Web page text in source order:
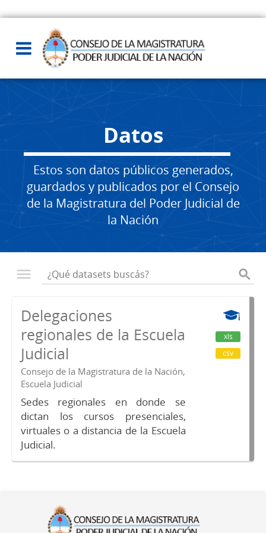
Datos
Estos son datos públicos generados,
guardados y publicados por el Consejo
de la Magistratura del Poder Judicial de
la Nación
Delegaciones
regionales de la Escuela
Judicial
Consejo de la Magistratura de la Nación,
Escuela Judicial
Sedes regionales en donde se
dictan los cursos presenciales,
virtuales o a distancia de la Escuela
Judicial.
xls
csv